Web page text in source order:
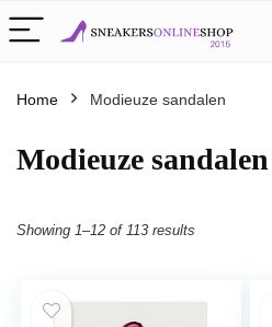
Home Modieuze sandalen
Modieuze sandalen
Showing 1–12 of 113 results